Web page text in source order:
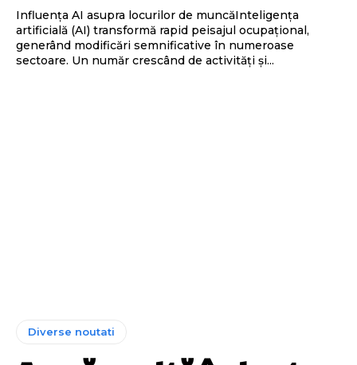
Influența AI asupra locurilor de muncăInteligența
artificială (AI) transformă rapid peisajul ocupațional,
generând modificări semnificative în numeroase
sectoare. Un număr crescând de activități și...
Diverse noutati